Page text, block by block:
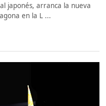
japonés, arranca la nueva
en la L ...